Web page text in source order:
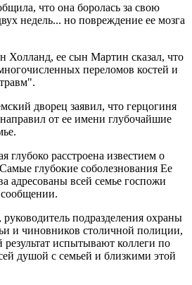
что она боролась за свою
недель... но повреждение ее мозга
Холланд, ее сын Мартин сказал, что
переломов костей и
дворец заявил, что герцогиня
от ее имени глубочайшие
глубоко расстроена известием о
глубокие соболезнования Ее
адресованы всей семье госпожи
подразделения охраны
и чиновников столичной полиции,
результат испытывают коллеги по
душой с семьей и близкими этой